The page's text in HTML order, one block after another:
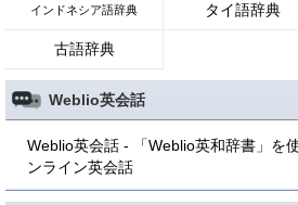
インドネシア語辞典 タイ語辞典
古語辞典
Weblio英会話
Weblio英会話 - 「Weblio英和辞書」を
ンライン英会話